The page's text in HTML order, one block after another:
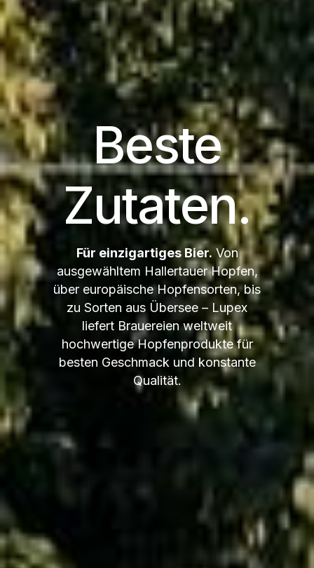
Beste
Zutaten.
Für einzigartiges Bier.Von
ausgewähltem Hallertauer Hopfen,
über europäische Hopfensorten, bis
zu Sorten aus Übersee – Lupex
liefert Brauereien weltweit
hochwertige Hopfenprodukte für
besten Geschmack und konstante
Qualität.